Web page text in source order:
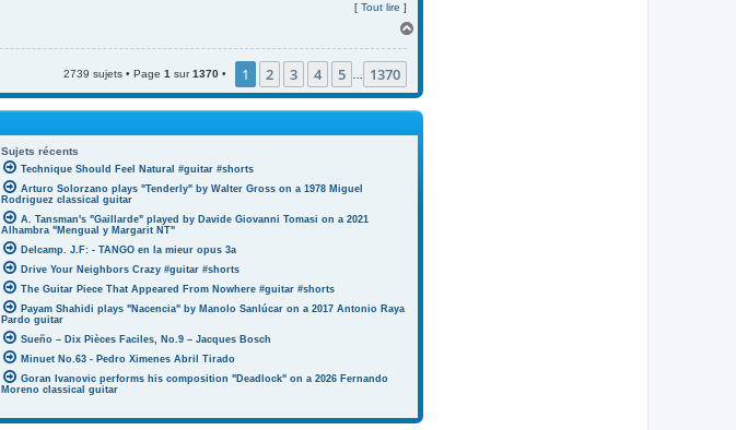
[ Tout lire ]
2739 sujets • Page 1 sur1370 • 1 2 3 4 5 1370
Sujets récents
Technique Should Feel Natural #guitar #shorts
Arturo Solorzano plays "Tenderly" by Walter Gross on a 1978 Miguel
Rodriguez classical guitar
A. Tansman's "Gaillarde" played by Davide Giovanni Tomasi on a 2021
Alhambra "Mengual y Margarit NT"
Delcamp. J.F: - TANGO en la mieur opus 3a
Drive Your Neighbors Crazy #guitar #shorts
The Guitar Piece That Appeared From Nowhere #guitar #shorts
Payam Shahidi plays "Nacencia" by Manolo Sanlúcar on a 2017 Antonio Raya
Pardo guitar
Sueño – Dix Pièces Faciles, No.9 – Jacques Bosch
Minuet No.63 - Pedro Ximenes Abril Tirado
Goran Ivanovic performs his composition "Deadlock" on a 2026 Fernando
Moreno classical guitar